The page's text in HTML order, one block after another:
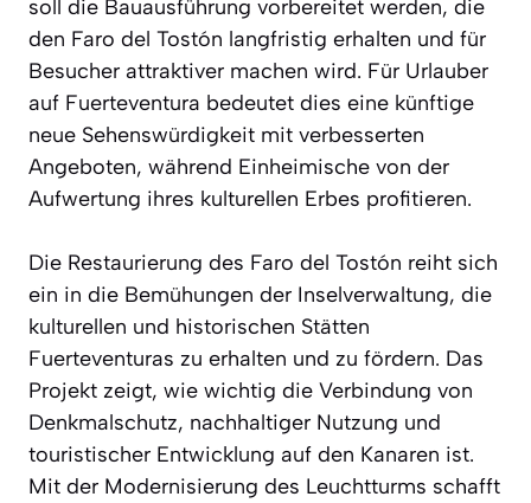
soll die Bauausführung vorbereitet werden, die
den Faro del Tostón langfristig erhalten und für
Besucher attraktiver machen wird. Für Urlauber
auf Fuerteventura bedeutet dies eine künftige
neue Sehenswürdigkeit mit verbesserten
Angeboten, während Einheimische von der
Aufwertung ihres kulturellen Erbes profitieren.
Die Restaurierung des Faro del Tostón reiht sich
ein in die Bemühungen der Inselverwaltung, die
kulturellen und historischen Stätten
Fuerteventuras zu erhalten und zu fördern. Das
Projekt zeigt, wie wichtig die Verbindung von
Denkmalschutz, nachhaltiger Nutzung und
touristischer Entwicklung auf den Kanaren ist.
Mit der Modernisierung des Leuchtturms schafft